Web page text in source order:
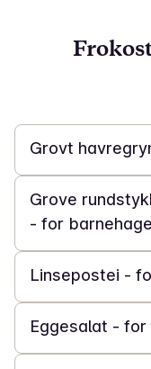
Grovt
10 t
Grove
- for
45 min
Linsepostei -
20 min
Eggesalat -
20 min